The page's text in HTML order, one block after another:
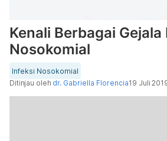
Kenali Berbagai
Nosokomial
Infeksi Nosokomial
Ditinjau oleh dr. Gabriella Florencia19 Juli